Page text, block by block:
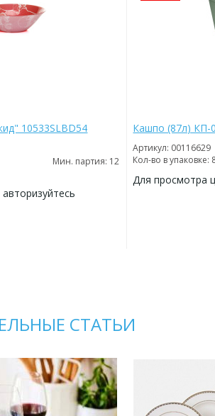
10533SLBD54
Мин. партия: 12
Кашпо (87л) КП-
Артикул: 00116629
Кол-во в упаковке:
Для просмотра
СТАТЬИ